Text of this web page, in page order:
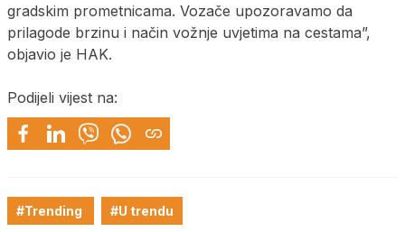
gradskim prometnicama. Vozače upozoravamo da
prilagode brzinu i način vožnje uvjetima na cestama”,
objavio je HAK.
Podijeli vijest na:
#Trending #U trendu